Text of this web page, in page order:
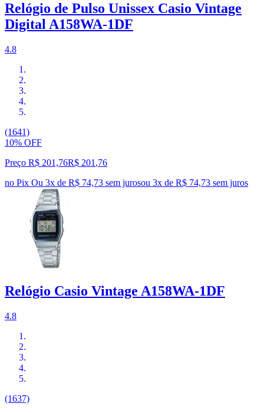
Relógio de Pulso Unissex Casio Vintage
Digital A158WA-1DF
4.8
(1641)
10% OFF
Preço R$ 201,76R$ 201 ,76
no Pix Ou 3x de R$ 74,73 sem jurosou 3x de R$ 74,73 sem juros
Relógio Casio Vintage A158WA-1DF
4.8
(1637)